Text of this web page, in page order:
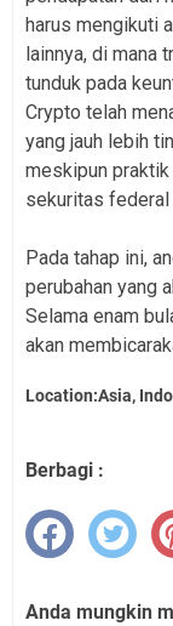
harus mengikuti
lainnya, di mana
tunduk pada
Crypto telah
yang jauh lebih
meskipun
sekuritas federal
Pada tahap ini,
perubahan yang
Selama enam
akan
Location:Asia,
Berbagi :
Anda mungkin